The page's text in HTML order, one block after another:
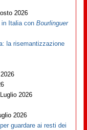
2026
in Italia conBourlinguer
la risemantizzazione
2026
2026
guardare ai resti dei